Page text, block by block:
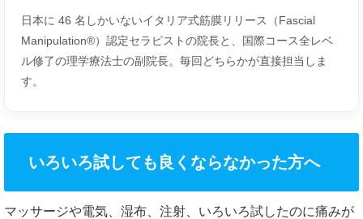
日本に 46 名しかいないイタリア式筋膜リリース（Fascial
Manipulation®）認定セラピストの院長と、国際コース全レベ
ル修了の理学療法士の副院長。毎回どちらかが直接担当しま
す。
いろいろ試しても良くならなかった方へ
マッサージや電気、湿布、注射、いろいろ試したのに痛みが